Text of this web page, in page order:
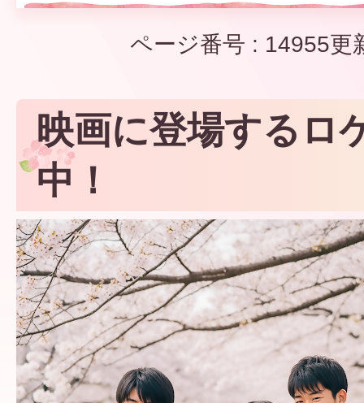
ページ番号 : 14955更
映画に登場するロ
中！